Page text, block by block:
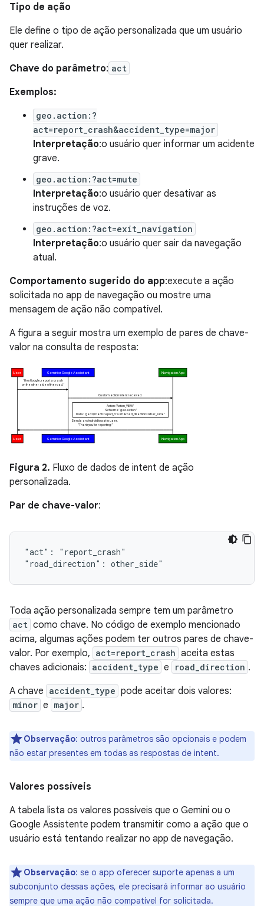
Tipo de ação
Ele define o tipo de ação personalizada que um usuário
quer realizar.
Chave do parâmetro: act
Exemplos:
geo.action:?
act=report_crash&accident_type=major
Interpretação:o usuário quer informar um acidente
grave.
geo.action:?act=mute
Interpretação:o usuário quer desativar as
instruções de voz.
geo.action:?act=exit_navigation
Interpretação:o usuário quer sair da navegação
atual.
Comportamento sugerido do app:execute a ação
solicitada no app de navegação ou mostre uma
mensagem de ação não compatível.
A figura a seguir mostra um exemplo de pares de chave-
valor na consulta de resposta:
Figura 2. Fluxo de dados de intent de ação
personalizada.
Par de chave-valor:
"act":
"report_crash"
"road_direction":
Toda ação personalizada sempre tem um parâmetro
act como chave. No código de exemplo mencionado
acima, algumas ações podem ter outros pares de chave-
valor. Por exemplo, act=report_crash aceita estas
chaves adicionais: accident_type e road_direction .
A chave accident_type pode aceitar dois valores:
minor e major .
Observação: outros parâmetros são opcionais e podem
não estar presentes em todas as respostas de intent.
Valores possíveis
A tabela lista os valores possíveis que o Gemini ou o
Google Assistente podem transmitir como a ação que o
usuário está tentando realizar no app de navegação.
Observação: se o app oferecer suporte apenas a um
subconjunto dessas ações, ele precisará informar ao usuário
sempre que uma ação não compatível for solicitada.